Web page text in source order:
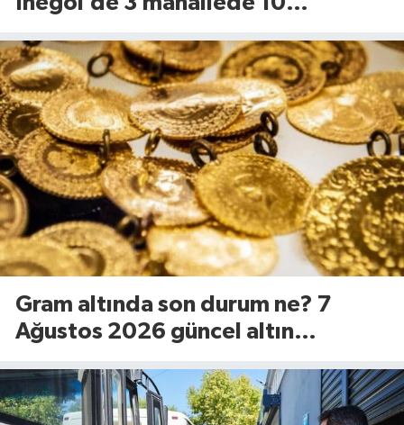
Gram altında son durum ne? 7
Ağustos 2026 güncel altın